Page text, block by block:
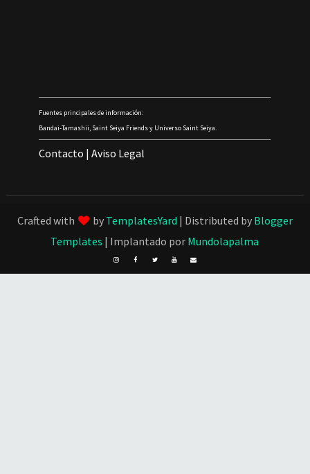
Fuentes principales de información:
Bandai-Tamashii, Saint Seiya Friends y Universo Saint Seiya.
Contacto |Aviso Legal
Crafted with by TemplatesYard | Distributed by Blogger
Templates | Implantado por Mundolapalma